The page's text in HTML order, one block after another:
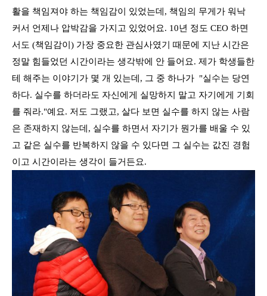
활을 책임져야 하는 책임감이 있었는데, 책임의 무게가 워낙
커서 언제나 압박감을 가지고 있었어요. 10년 정도 CEO 하면
서도 (책임감이) 가장 중요한 관심사였기 때문에 지난 시간은
정말 힘들었던 시간이라는 생각밖에 안 들어요. 제가 학생들한
테 해주는 이야기가 몇 개 있는데, 그 중 하나가 "실수는 당연
하다. 실수를 하더라도 자신에게 실망하지 말고 자기에게 기회
를 줘라."예요. 저도 그랬고, 살다 보면 실수를 하지 않는 사람
은 존재하지 않는데, 실수를 하면서 자기가 뭔가를 배울 수 있
고 같은 실수를 반복하지 않을 수 있다면 그 실수는 값진 경험
이고 시간이라는 생각이 들거든요.